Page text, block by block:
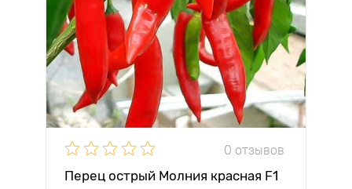
0 отзывов
Перец острый Молния красная F1